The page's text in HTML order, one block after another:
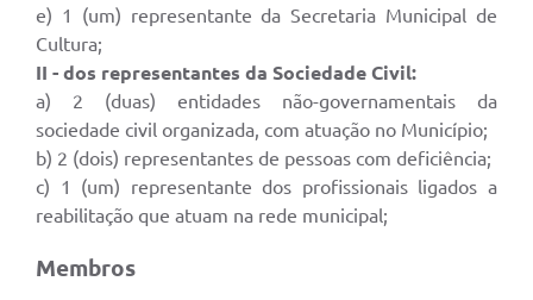
e) 1 (um) representante da Secretaria Municipal de
Cultura;
II - dos representantes da Sociedade Civil:
a) 2 (duas) entidades não-governamentais da
sociedade civil organizada, com atuação no Município;
b) 2 (dois) representantes de pessoas com deficiência;
c) 1 (um) representante dos profissionais ligados a
reabilitação que atuam na rede municipal;
Membros